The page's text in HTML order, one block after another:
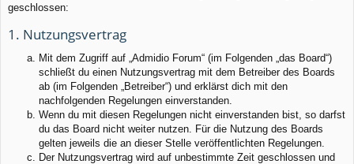
geschlossen:
1. Nutzungsvertrag
Mit dem Zugriff auf „Admidio Forum“ (im Folgenden „das Board“)
schließt du einen Nutzungsvertrag mit dem Betreiber des Boards
ab (im Folgenden „Betreiber“) und erklärst dich mit den
nachfolgenden Regelungen einverstanden.
Wenn du mit diesen Regelungen nicht einverstanden bist, so darfst
du das Board nicht weiter nutzen. Für die Nutzung des Boards
gelten jeweils die an dieser Stelle veröffentlichten Regelungen.
Der Nutzungsvertrag wird auf unbestimmte Zeit geschlossen und